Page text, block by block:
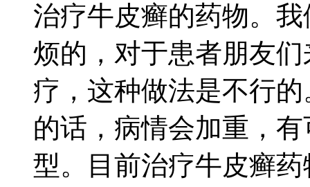
治疗牛皮癣的药物。
烦的，对于患者朋友
疗，这种做法是不行
的话，病情会加重，
型。目前治疗牛皮癣